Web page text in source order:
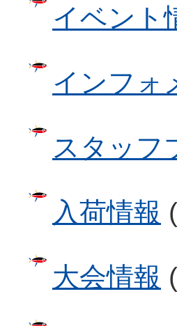
イベント
インフォ
スタッフ
入荷情報
大会情報